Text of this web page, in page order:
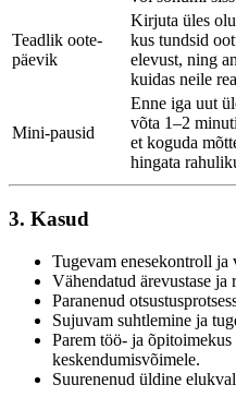
Teadlik oote-
päevik
Kirjuta üles
kus tundsid
elevust, ning
kuidas neile
Mini-pausid
Enne iga uut
võta 1–2
et koguda
hingata
3. Kasud
Tugevam enesekontroll
Vähendatud ärevustase ja
Paranenud
Sujuvam suhtlemine ja
Parem töö- ja õpitoimekus
keskendumisvõimele.
Suurenenud üldine